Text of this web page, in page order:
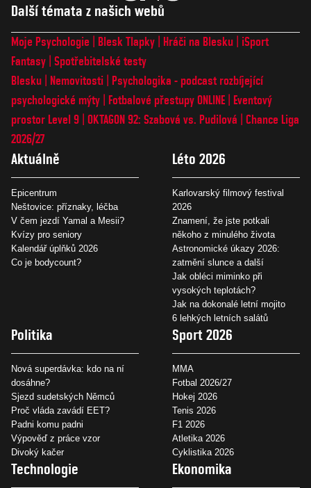
Další témata z našich webů
Moje Psychologie Blesk Tlapky Hráči na Blesku
iSport
Fantasy Spotřebitelské testy
Blesku
Nemovitosti
Psychologika - podcast rozbíjející
psychologické mýty
Fotbalové přestupy ONLINE
Eventový
prostor Level 9 OKTAGON 92: Szabová vs. Pudilová
Chance Liga
2026/27
Aktuálně
Epicentrum
Neštovice: příznaky, léčba
V čem jezdí Yamal a Mesii?
Kvízy pro seniory
Kalendář úplňků 2026
Co je bodycount?
Léto 2026
Karlovarský filmový festival
2026
Znamení, že jste potkali
někoho z minulého života
Astronomické úkazy 2026:
zatmění slunce a další
Jak obléci miminko při
vysokých teplotách?
Jak na dokonalé letní mojito
6 lehkých letních salátů
Politika
Nová superdávka: kdo na ní
dosáhne?
Sjezd sudetských Němců
Proč vláda zavádí EET?
Padni komu padni
Výpověď z práce vzor
Divoký kačer
Sport 2026
MMA
Fotbal 2026/27
Hokej 2026
Tenis 2026
F1 2026
Atletika 2026
Cyklistika 2026
Technologie Ekonomika